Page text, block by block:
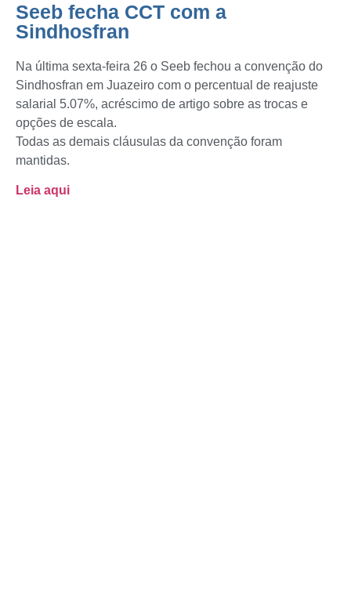
Seeb fecha CCT com a
Sindhosfran
Na última sexta-feira 26 o Seeb fechou a convenção do
Sindhosfran em Juazeiro com o percentual de reajuste
salarial 5.07%, acréscimo de artigo sobre as trocas e
opções de escala.
Todas as demais cláusulas da convenção foram
mantidas.
Leia aqui